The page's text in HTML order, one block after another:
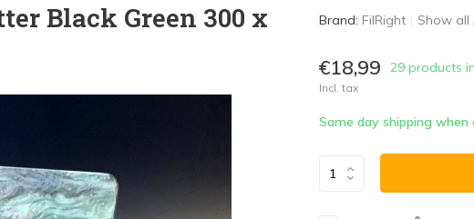
Black Green 300 x
Brand: FilRight Show all
€18,99 29 products
Incl. tax
Same day shipping when